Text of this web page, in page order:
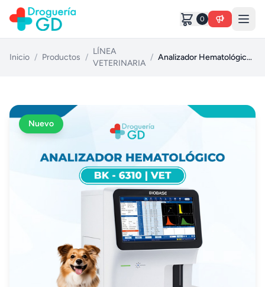
0
Inicio / Productos /
LÍNEA
VETERINARIA
/ Analizador Hematológico BK-6310 VET
Nuevo